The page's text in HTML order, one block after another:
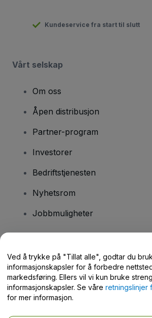
Kundeservice fra start til slutt
Vårt selskap
Om oss
Åpen distribusjon
Partner-program
Investorer
Bedriftstjenesten
Nyhetsrom
Jobbmuligheter
Hjelpesenter / kontakt oss
Ved å trykke på "Tillat alle", godtar du
informasjonskapsler for å forbedre
markedsføring. Ellers vil vi kun bruke
informasjonskapsler. Se våre retningslinjer
for mer informasjon.